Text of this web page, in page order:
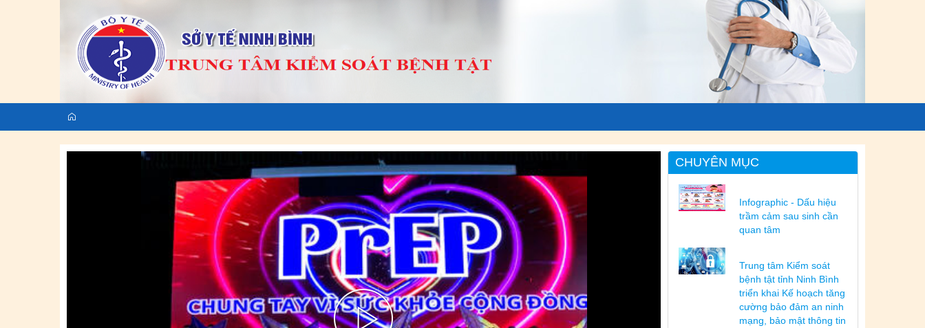
CHUYÊN MỤC
Infographic - Dấu hiệu
trầm cảm sau sinh cần
quan tâm
Trung tâm Kiểm soát
bệnh tật tỉnh Ninh Bình
triển khai Kế hoạch tăng
cường bảo đảm an ninh
mạng, bảo mật thông tin